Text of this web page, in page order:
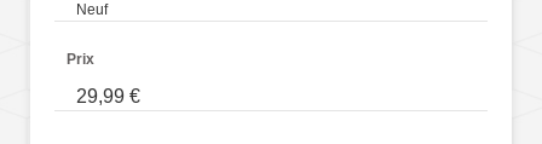
Neuf
Prix
29,99 €